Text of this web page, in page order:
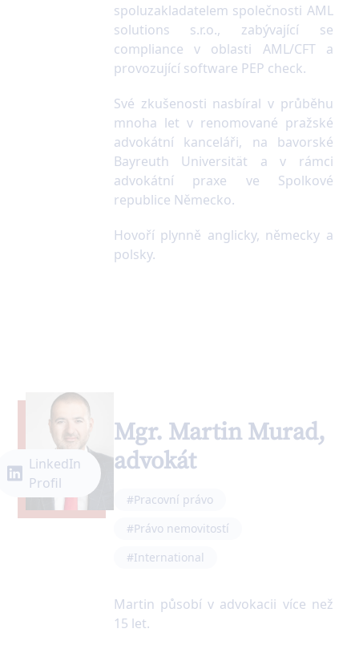
spoluzakladatelem společnosti AML
solutions s.r.o., zabývající se
compliance v oblasti AML/CFT a
provozující software PEP check.
Své zkušenosti nasbíral v průběhu
mnoha let v renomované pražské
advokátní kanceláři, na bavorské
Bayreuth Universität a v rámci
advokátní praxe ve Spolkové
republice Německo.
Hovoří plynně anglicky, německy a
polsky.
LinkedIn
Profil
Mgr. Martin Murad,
advokát
#Pracovní právo
#Právo nemovitostí
#International
Martin působí v advokacii více než
15 let.